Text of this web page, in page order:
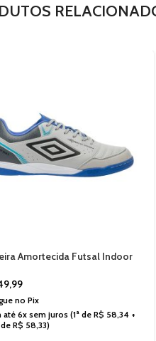
Amortecida Futsal Indoor
no Pix
até 6x sem juros (1ª de R$ 58,34 +
R$ 58,33)